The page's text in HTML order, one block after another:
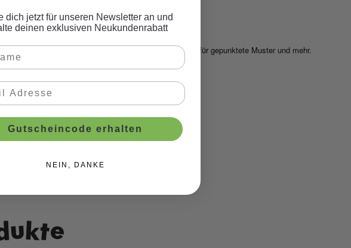
und Trimmen kleiner Dekorationen. Die Nadel ist ideal für gepunktete Muster und mehr.
dich jetzt für unseren Newsletter an und
deinen exklusiven Neukundenrabatt
Gutscheincode erhalten
NEIN, DANKE